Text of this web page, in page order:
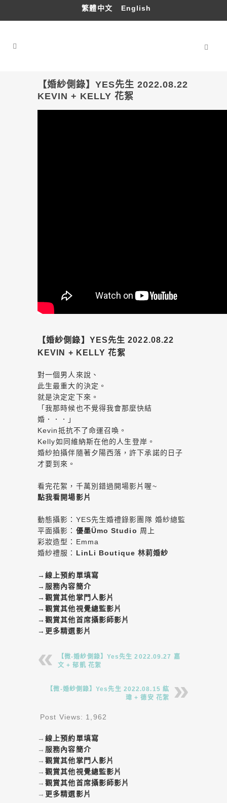
繁體中文 English
【婚紗側錄】YES先生 2022.08.22
KEVIN + KELLY 花絮
【婚紗側錄】YES先生 2022.08.22
KEVIN + KELLY 花絮
對一個男人來說、
此生最重大的決定。
就是決定定下來。
「我那時候也不覺得我會那麼快結
婚．．．」
Kevin抵抗不了命運召喚。
Kelly如同維納斯在他的人生登岸。
婚紗拍攝伴隨著夕陽西落，許下承諾的日子
才要到來。
看完花絮，千萬別錯過開場影片喔~
點我看開場影片
動態攝影：YES先生婚禮錄影團隊 婚紗總監
平面攝影： 優墨Ümo Studio 周上
彩妝造型：Emma
婚紗禮服： LinLi Boutique 林莉婚紗
→線上預約單填寫
→ 服務內容簡介
→觀賞其他掌門人影片
→觀賞其他視覺總監影片
→觀賞其他首席攝影師影片
→ 更多精選影片
【微-婚紗側錄】Yes先生 2022.09.27 嘉
文 + 郁凱 花絮
【微-婚紗側錄】Yes先生 2022.08.15 紘
瑋 + 德安 花絮
Post Views: 1,962
→線上預約單填寫
→ 服務內容簡介
→觀賞其他掌門人影片
→觀賞其他視覺總監影片
→觀賞其他首席攝影師影片
→ 更多精選影片